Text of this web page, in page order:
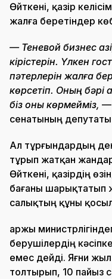
Өйткені, қазір
жалға беретіндер
— Теневой бизнес
кірістерін. Үлкен
пәтерлерін жалға
көрсетіп. Оның бәрі
біз оны көрмейміз, —
сенатының
Ал тұрғындардың
тұрып жатқан
Өйткені, қазірдің
бағаны шарықтатып
салықтың құны
Қаржы
берушілердің
емес дейді. Яғни
толтырып, 10 пайыз